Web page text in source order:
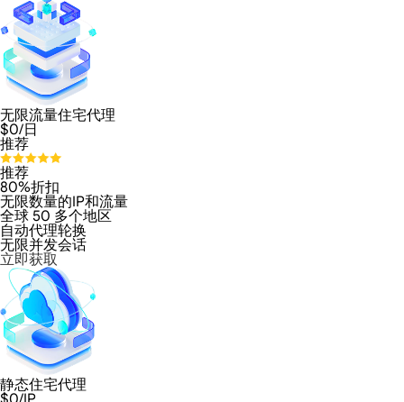
无限流量住宅代理
$0/日
推荐
推荐
80%折扣
无限数量的IP和流量
全球 50 多个地区
自动代理轮换
无限并发会话
立即获取
静态住宅代理